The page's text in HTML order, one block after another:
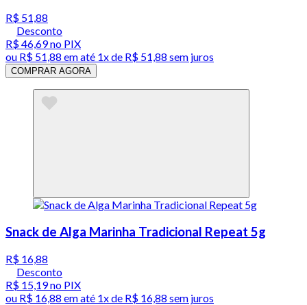
R$ 51,88
Desconto
R$ 46,69no PIX
ou R$ 51,88 em até 1x de R$ 51,88 sem juros
COMPRAR AGORA
Snack de Alga Marinha Tradicional Repeat 5g
R$ 16,88
Desconto
R$ 15,19no PIX
ou R$ 16,88 em até 1x de R$ 16,88 sem juros